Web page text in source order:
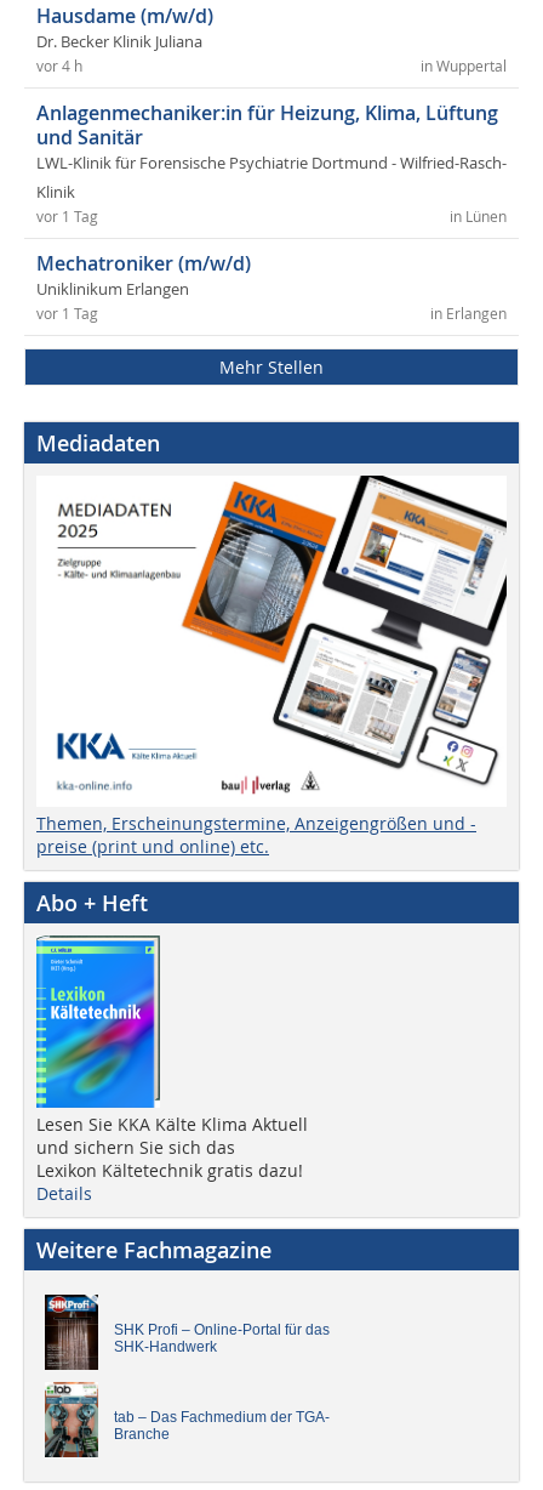
Hausdame (m/w/d)
Dr. Becker Klinik Juliana
in Wuppertal
vor 4 h
Anlagenmechaniker:in für Heizung, Klima, Lüftung
und Sanitär
LWL-Klinik für Forensische Psychiatrie Dortmund - Wilfried-Rasch-
Klinik
in Lünen
vor 1 Tag
Mechatroniker (m/w/d)
Uniklinikum Erlangen
in Erlangen
vor 1 Tag
Mehr Stellen
Mediadaten
Themen, Erscheinungstermine, Anzeigengrößen und -
preise (print und online) etc.
Abo + Heft
Lesen Sie KKA Kälte Klima Aktuell
und sichern Sie sich das
Lexikon Kältetechnik gratis dazu!
Details
Weitere Fachmagazine
SHK Profi – Online-Portal für das
SHK-Handwerk
tab – Das Fachmedium der TGA-
Branche